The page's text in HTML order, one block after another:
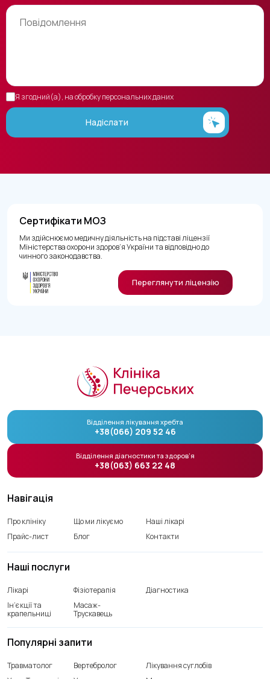
Я згодний(а), на обробку персональних даних
Надіслати
Сертифікати МОЗ
Ми здійснюємо медичну діяльність на підставі ліцензії
Міністерства охорони здоров’я України та відповідно до
чинного законодавства.
Переглянути ліцензію
Навігація
Про клініку Що ми лікуємо
Наші лікарі
Прайс-лист
Блог Контакти
Наші послуги
Лікарі Фізіотерапія
Діагностика
Ін’єкції та
крапельниці
Масаж-
Трускавець
Популярні запити
Травматолог Вертебролог
Лікування суглобів
Відділення лікування хребта
+38(066) 209 52 46
Відділення діагностики та здоров’я
+38(063) 663 22 48